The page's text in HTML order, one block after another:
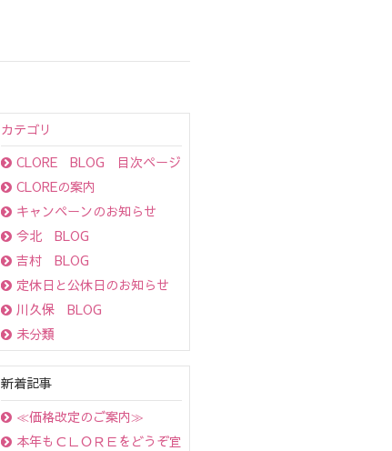
カテゴリ
CLORE BLOG 目次ページ
CLOREの案内
キャンペーンのお知らせ
今北 BLOG
吉村 BLOG
定休日と公休日のお知らせ
川久保 BLOG
未分類
新着記事
≪価格改定のご案内≫
本年もＣＬＯＲＥをどうぞ宜しくお願い致します！